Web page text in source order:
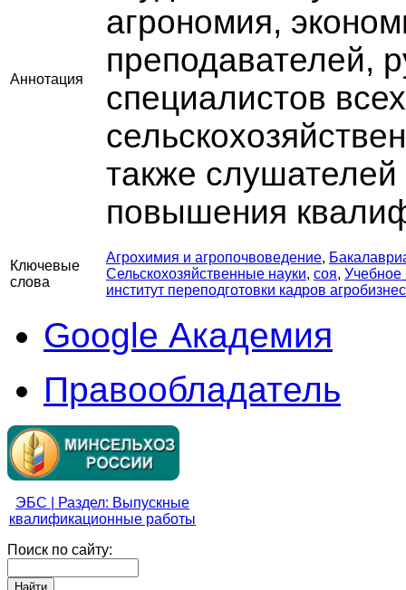
Аннотация
агрономия,
преподавателей,
специалистов
также слушателей
повышения
Ключевые
слова
Агрохимия и агропочвоведение,
Сельскохозяйственные науки, соя, Учебное
институт переподготовки кадров
Google Академия
Правообладатель
ЭБС | Раздел: Выпускные
квалификационные работы
Поиск по сайту: